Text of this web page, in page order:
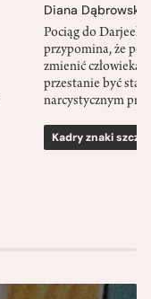
Diana Dąbrowska
Pociąg do
przypomina, że
zmienić człowieka
przestanie być
narcystycznym
Kadry znaki